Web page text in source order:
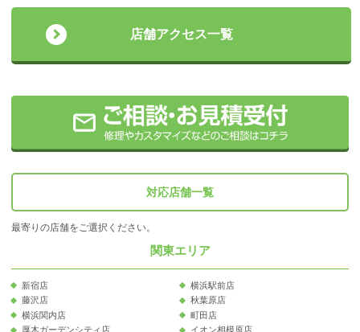
店舗アクセス一覧
対応店舗一覧
最寄りの店舗をご選択ください。
関東エリア
新宿店
横浜駅前店
藤沢店
秋葉原店
横浜関内店
町田店
厚木ガーデンシティ店
イオン相模原店